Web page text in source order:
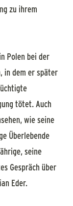
zu ihrem
Polen bei der
in dem er später
tötet. Auch
wie seine
Überlebende
seine
Gespräch über
Eder.